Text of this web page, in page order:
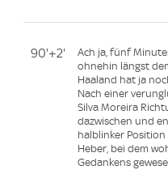
90'+2'
Ach ja, fünf
ohnehin längst
Haaland hat ja
Nach einer
Silva Moreira
dazwischen und
halblinker
Heber, bei dem
Gedankens